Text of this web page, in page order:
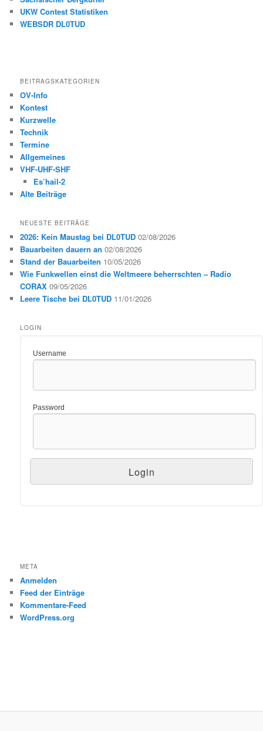
UKW Contest Statistiken
WEBSDR DL0TUD
BEITRAGSKATEGORIEN
OV-Info
Kontest
Kurzwelle
Technik
Termine
Allgemeines
VHF-UHF-SHF
Es’hail-2
Alte Beiträge
NEUESTE BEITRÄGE
2026: Kein Maustag bei DL0TUD 02/08/2026
Bauarbeiten dauern an 02/08/2026
Stand der Bauarbeiten 10/05/2026
Wie Funkwellen einst die Weltmeere beherrschten – Radio
CORAX 09/05/2026
Leere Tische bei DL0TUD 11/01/2026
LOGIN
Username
Password
META
Anmelden
Feed der Einträge
Kommentare-Feed
WordPress.org